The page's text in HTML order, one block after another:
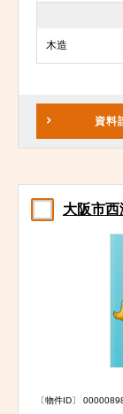
木造
資料
大阪市
〔物件ID〕